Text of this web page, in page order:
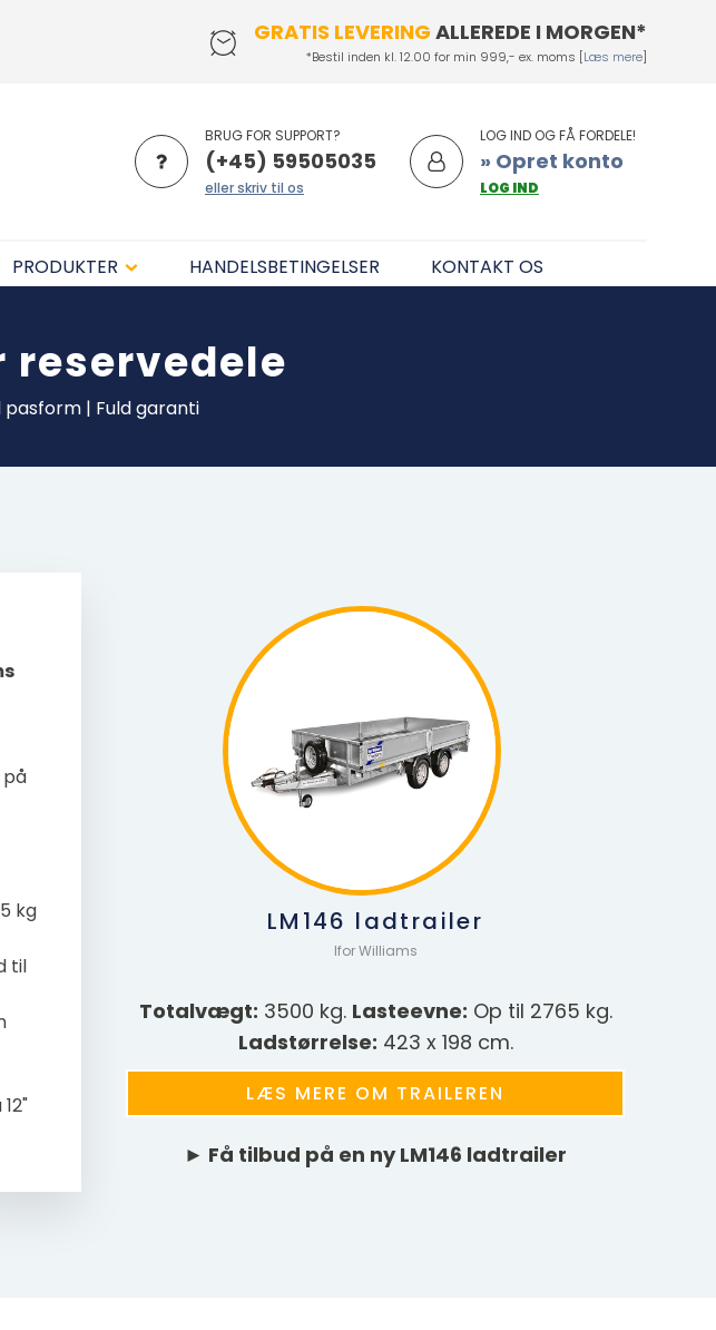
GRATIS LEVERING ALLEREDE I MORGEN*
*Bestil inden kl. 12.00 for min 999,- ex. moms [Læs mere]
BRUG FOR SUPPORT?
(+45) 59505035
eller skriv til os
LOG IND OG FÅ FORDELE!
» Opret konto
LOG IND
PRODUKTER HANDELSBETINGELSER KONTAKT OS
reservedele
pasform | Fuld garanti
på
kg
til
LM146 ladtrailer
Ifor Williams
Totalvægt: 3500 kg. Lasteevne: Op til 2765 kg.
Ladstørrelse: 423 x 198 cm.
LÆS MERE OM TRAILEREN
► Få tilbud på en nyLM146 ladtrailer